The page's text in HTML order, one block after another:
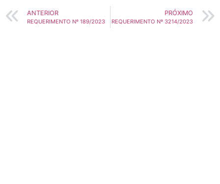
ANTERIOR
REQUERIMENTO Nº 189/2023
PRÓXIMO
REQUERIMENTO Nº 3214/2023